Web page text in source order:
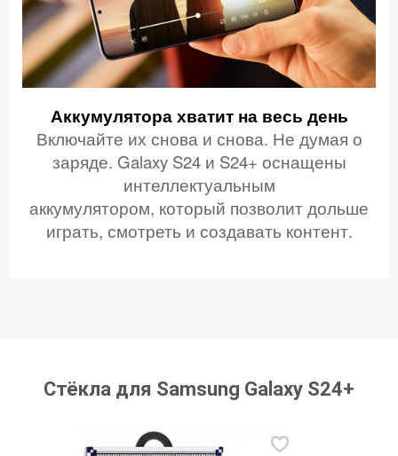
Аккумулятора хватит на весь день
Включайте их снова и снова. Не думая о
заряде. Galaxy S24 и S24+ оснащены
интеллектуальным
аккумулятором, который позволит дольше
играть, смотреть и создавать контент.
Стёкла для Samsung Galaxy S24+